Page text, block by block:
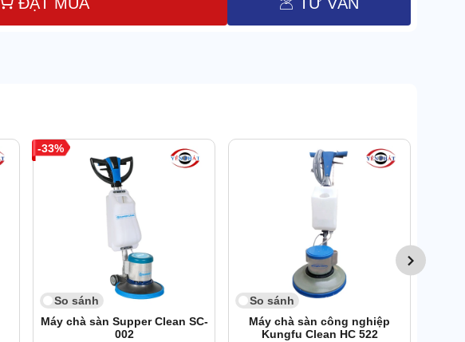
33
So sánh
Máy chà sàn Supper Clean SC-
002
So sánh
Máy chà sàn công nghiệp
Kungfu Clean HC 522